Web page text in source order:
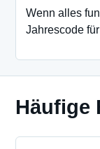
Wenn alles
Jahrescode
Häufige